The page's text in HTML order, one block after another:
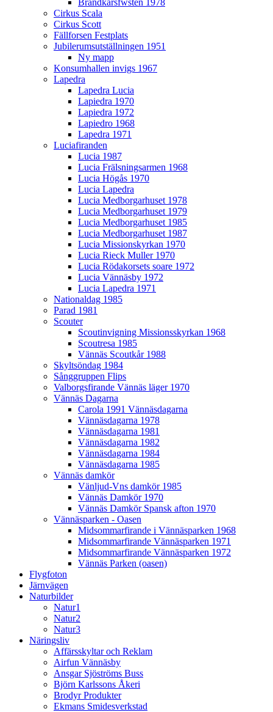
Brandkårsfwsten 1978
Cirkus Scala
Cirkus Scott
Fällforsen Festplats
Jubilerumsutställningen 1951
Ny mapp
Konsumhallen invigs 1967
Lapedra
Lapedra Lucia
Lapiedra 1970
Lapiedra 1972
Lapiedro 1968
Lapedra 1971
Luciafiranden
Lucia 1987
Lucia Frälsningsarmen 1968
Lucia Högås 1970
Lucia Lapedra
Lucia Medborgarhuset 1978
Lucia Medborgarhuset 1979
Lucia Medborgarhuset 1985
Lucia Medborgarhuset 1987
Lucia Missionskyrkan 1970
Lucia Rieck Muller 1970
Lucia Rödakorsets soare 1972
Lucia Vännäsby 1972
Lucia Lapedra 1971
Nationaldag 1985
Parad 1981
Scouter
Scoutinvigning Missionsskyrkan 1968
Scoutresa 1985
Vännäs Scoutkår 1988
Skyltsöndag 1984
Sånggruppen Flips
Valborgsfirande Vännäs läger 1970
Vännäs Dagarna
Carola 1991 Vännäsdagarna
Vännäsdagarna 1978
Vännäsdagarna 1981
Vännäsdagarna 1982
Vännäsdagarna 1984
Vännäsdagarna 1985
Vännäs damkör
Vänljud-Vns damkör 1985
Vännäs Damkör 1970
Vännäs Damkör Spansk afton 1970
Vännäsparken - Oasen
Midsommarfirande i Vännäsparken 1968
Midsommarfirande Vännäsparken 1971
Midsommarfirande Vännäsparken 1972
Vännäs Parken (oasen)
Flygfoton
Järnvägen
Naturbilder
Natur1
Natur2
Natur3
Näringsliv
Affärsskyltar och Reklam
Airfun Vännäsby
Ansgar Sjöströms Buss
Björn Karlssons Åkeri
Brodyr Produkter
Ekmans Smidesverkstad